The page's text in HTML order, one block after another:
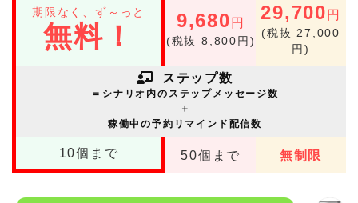
期限なく、ず～っと
無料！ 9,680 円
(税抜 8,800円)
29,700 円
(税抜 27,000
円)
ステップ数
＝シナリオ内のステップメッセージ数
＋
稼働中の予約リマインド配信数
10個まで 50個まで 無制限